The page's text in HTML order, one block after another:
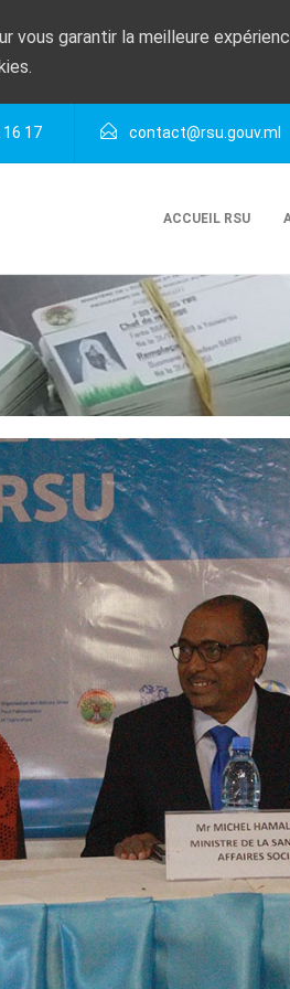
vous garantir la meilleure
16 17 contact@rsu.gouv.ml
ACCUEIL RSU